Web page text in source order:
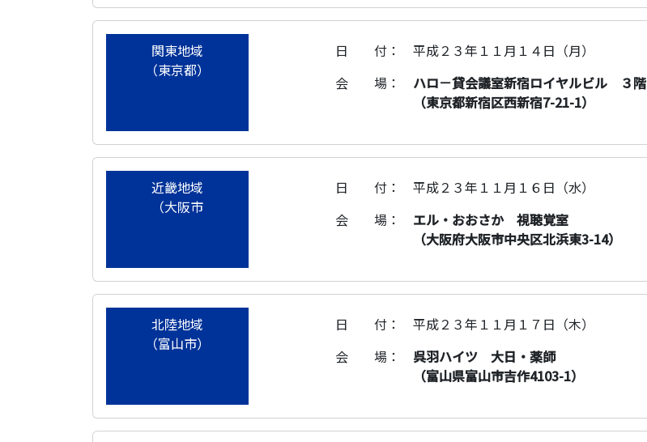
関東地域
（東京都）
日 付：
平成２３年１１月１４日（月）
会 場：
ハロ－貸会議室新宿ロイヤルビル ３階
（東京都新宿区西新宿7-21-1）
近畿地域
（大阪市
日 付：
平成２３年１１月１６日（水）
会 場：
エル・おおさか 視聴覚室
（大阪府大阪市中央区北浜東3-14）
北陸地域
（富山市）
日 付：
平成２３年１１月１７日（木）
会 場：
呉羽ハイツ 大日・薬師
（富山県富山市吉作4103-1）